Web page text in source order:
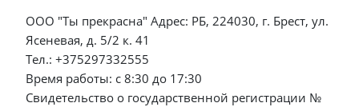
ООО "Ты прекрасна" Адрес: РБ, 224030, г. Брест, ул.
Ясеневая, д. 5/2 к. 41
Тел.: +375297332555
Время работы: с 8:30 до 17:30
Свидетельство о государственной регистрации №